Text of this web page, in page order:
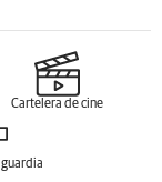
Cartelera de cine
guardia